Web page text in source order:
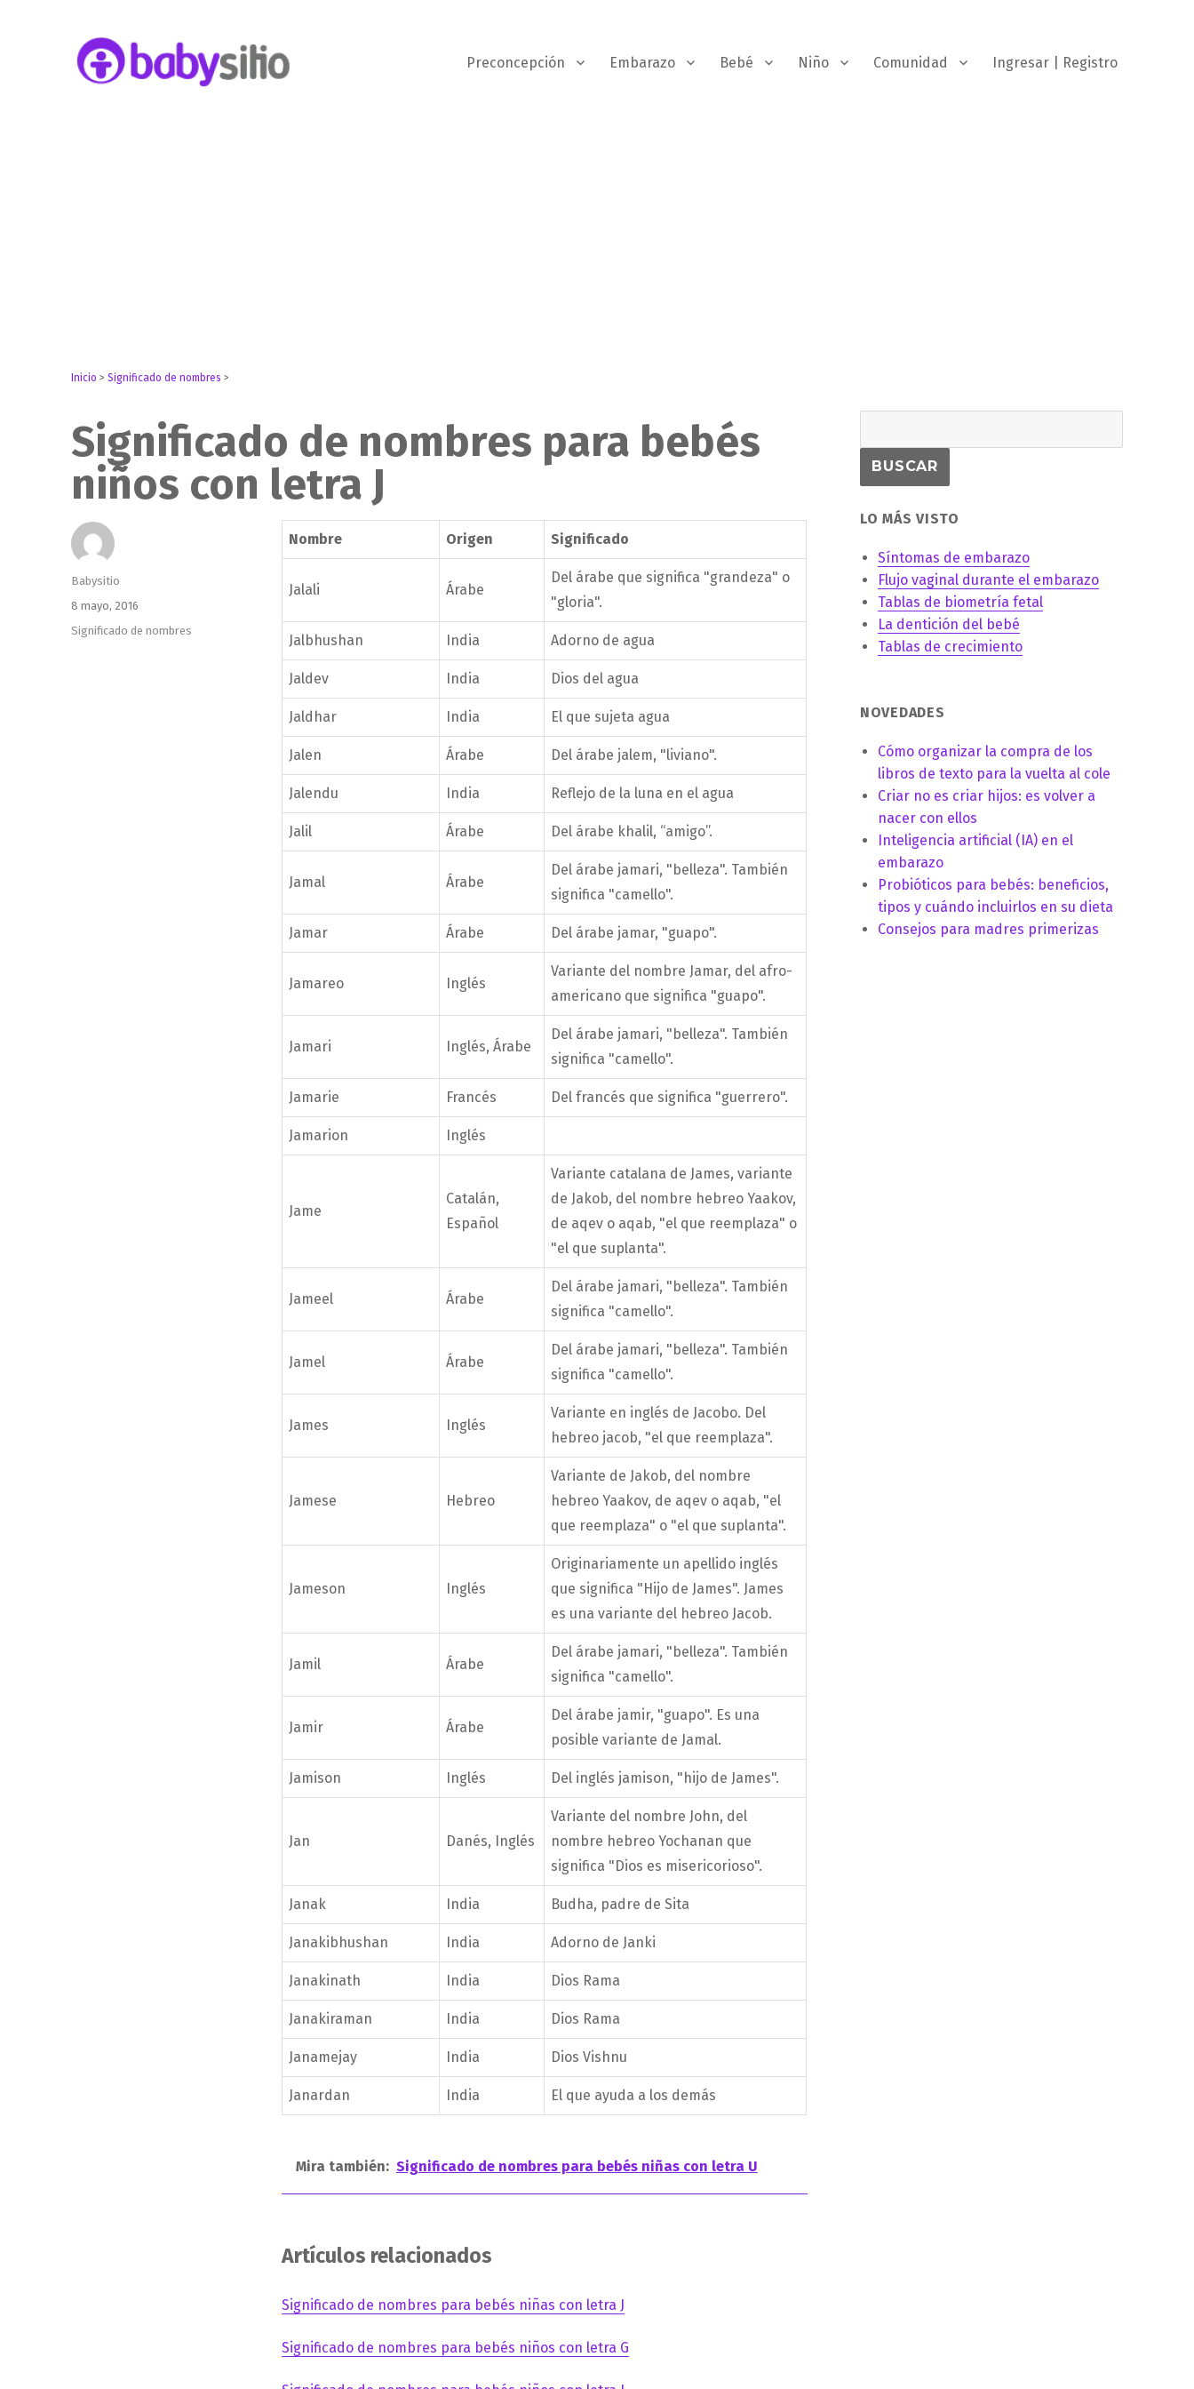
Preconcepción Embarazo Bebé Niño Comunidad Ingresar | Registro
Inicio >Significado de nombres >
Significado de nombres para bebés
niños con letra J
Nombre Origen Significado
Jalali Árabe
Del árabe que significa "grandeza" o
"gloria".
Jalbhushan India Adorno de agua
Jaldev India Dios del agua
Jaldhar India El que sujeta agua
Jalen Árabe Del árabe jalem, "liviano".
Jalendu India Reflejo de la luna en el agua
Jalil Árabe Del árabe khalil, “amigo”.
Jamal Árabe
Del árabe jamari, "belleza". También
significa "camello".
Jamar Árabe Del árabe jamar, "guapo".
Jamareo Inglés
Variante del nombre Jamar, del afro-
americano que significa "guapo".
Jamari Inglés, Árabe
Del árabe jamari, "belleza". También
significa "camello".
Jamarie Francés Del francés que significa "guerrero".
Jamarion Inglés
Jame
Catalán,
Español
Variante catalana de James, variante
de Jakob, del nombre hebreo Yaakov,
de aqev o aqab, "el que reemplaza" o
"el que suplanta".
Jameel Árabe
Del árabe jamari, "belleza". También
significa "camello".
Jamel Árabe
Del árabe jamari, "belleza". También
significa "camello".
James Inglés
Variante en inglés de Jacobo. Del
hebreo jacob, "el que reemplaza".
Jamese Hebreo
Variante de Jakob, del nombre
hebreo Yaakov, de aqev o aqab, "el
que reemplaza" o "el que suplanta".
Jameson Inglés
Originariamente un apellido inglés
que significa "Hijo de James". James
es una variante del hebreo Jacob.
Jamil Árabe
Del árabe jamari, "belleza". También
significa "camello".
Jamir Árabe
Del árabe jamir, "guapo". Es una
posible variante de Jamal.
Jamison Inglés Del inglés jamison, "hijo de James".
Jan Danés, Inglés
Variante del nombre John, del
nombre hebreo Yochanan que
significa "Dios es misericorioso".
Janak India Budha, padre de Sita
Janakibhushan India Adorno de Janki
Janakinath India Dios Rama
Janakiraman India Dios Rama
Janamejay India Dios Vishnu
Janardan India El que ayuda a los demás
Mira también: Significado de nombres para bebés niñas con letra U
Artículos relacionados
Significado de nombres para bebés niñas con letra J
Significado de nombres para bebés niños con letra G
Autor
Babysitio
Publicado
el
8 mayo, 2016
Categorías
Significado de nombres
LO MÁS VISTO
Síntomas de embarazo
Flujo vaginal durante el embarazo
Tablas de biometría fetal
La dentición del bebé
Tablas de crecimiento
NOVEDADES
Cómo organizar la compra de los
libros de texto para la vuelta al cole
Criar no es criar hijos: es volver a
nacer con ellos
Inteligencia artificial (IA) en el
embarazo
Probióticos para bebés: beneficios,
tipos y cuándo incluirlos en su dieta
Consejos para madres primerizas